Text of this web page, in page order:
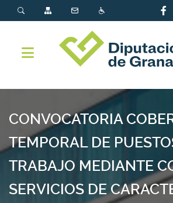
CONVOCATORIA
TEMPORAL DE
TRABAJO MEDIANTE
SERVICIOS DE